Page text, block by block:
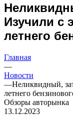
Изучили с
летнего
Главная
—
Новости
—Неликвидный,
летнего
Обзоры авторынка
13.12.2023